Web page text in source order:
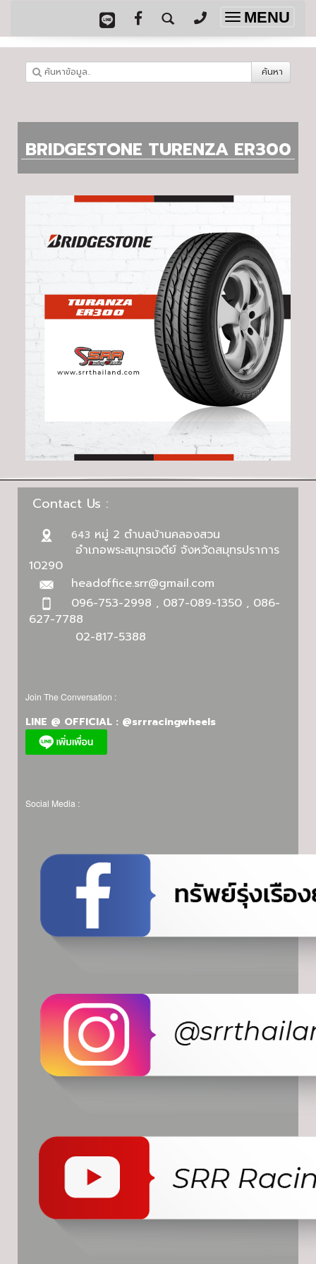
Toggle
navigation
MENU
ค้นหา
BRIDGESTONE TURENZA ER300
Contact Us :
643 หมู่ 2 ตำบลบ้านคลองสวน
อำเภอพระสมุทรเจดีย์ จังหวัดสมุทรปราการ
10290
headoffice.srr@gmail.com
096-753-2998 , 087-089-1350 , 086-
627-7788
02-817-5388
Join The Conversation :
LINE @ OFFICIAL : @srrracingwheels
Social Media :